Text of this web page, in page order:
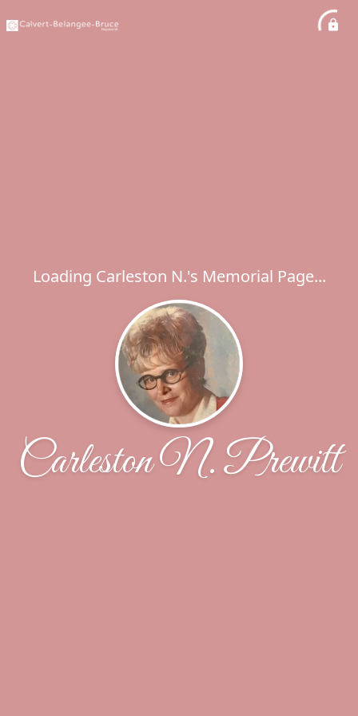
Loading Carleston N.'s Memorial Page...
Carleston N. Prewitt